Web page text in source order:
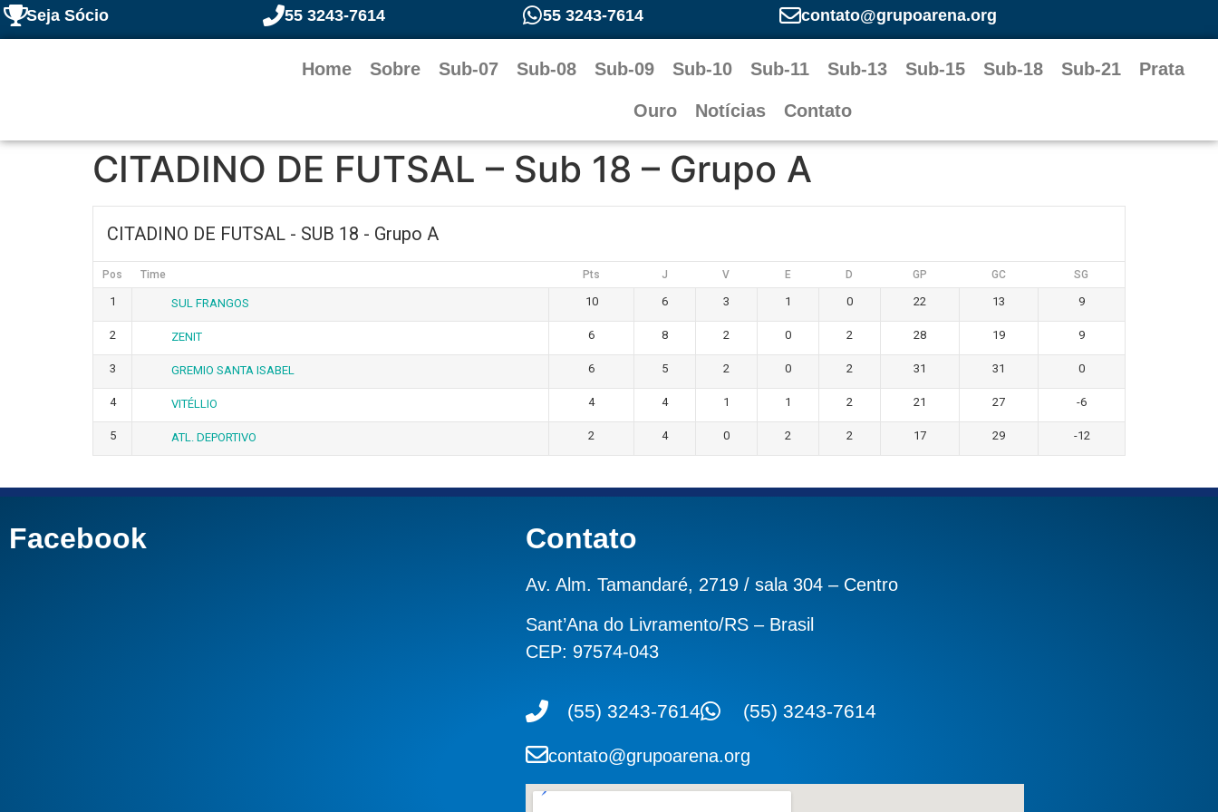
Seja Sócio 55 3243-7614 55 3243-7614 contato@grupoarena.org
Home Sobre Sub-07 Sub-08 Sub-09 Sub-10 Sub-11 Sub-13 Sub-15 Sub-18 Sub-21 Prata
Ouro Notícias Contato
CITADINO DE FUTSAL – Sub 18 – Grupo A
CITADINO DE FUTSAL - SUB 18 - Grupo A
Pos Time Pts J V E D GP GC SG
1 SUL FRANGOS 10 6 3 1 0 22 13 9
2 ZENIT 6 8 2 0 2 28 19 9
3 GREMIO SANTA ISABEL 6 5 2 0 2 31 31 0
4 VITÉLLIO 4 4 1 1 2 21 27 -6
5 ATL. DEPORTIVO 2 4 0 2 2 17 29 -12
Facebook Contato
Av. Alm. Tamandaré, 2719 / sala 304 – Centro
Sant’Ana do Livramento/RS – Brasil
CEP: 97574-043
(55) 3243-7614 (55) 3243-7614
contato@grupoarena.org